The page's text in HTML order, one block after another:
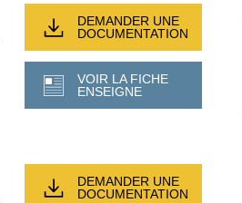
DEMANDER UNE
DOCUMENTATION
VOIR LA FICHE
ENSEIGNE
DEMANDER UNE
DOCUMENTATION